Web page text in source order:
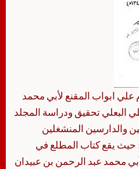
علي ابواب المقنع لأبي محمد
البعلي تحقيق ودراسة المجلد
والدارسين المنشغلين
حيث يقع كتاب المطلع في
محمد عبد الرحمن بن عبيدان